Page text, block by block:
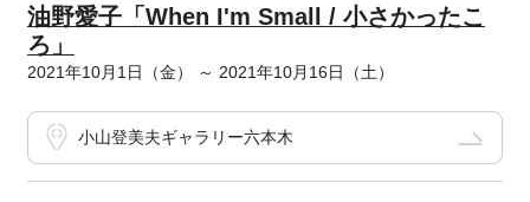
油野愛子「When I'm Small / 小さかったこ
ろ」
2021年10月1日（金） ～ 2021年10月16日（土）
小山登美夫ギャラリー六本木